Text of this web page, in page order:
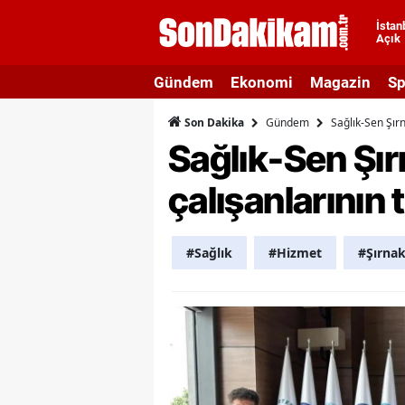
Açık
Gündem Ekonomi Magazin
Son Dakika Gündem Sağlık-Sen
Sağlık-Sen
#Sağlık #Hizmet #Şırnak